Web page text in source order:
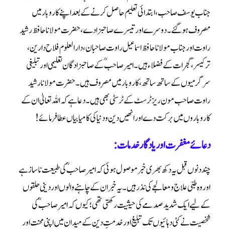
جناب یوسف صاحب، ابتدائی تعلیم حاصل کرنے کے بعد اپنے کاروبار میں
مصروف ہو گئے۔ دوسرے اور تیسرے صاحبزادے، حضرت مولانا حافظ رشید
راوت اور جناب مولانا حافظ اسماعیل راوت صاحبان، دار العلوم فلاح دارین،
ترکیسر، گجرات کے فضلاء ہیں۔ امیر صاحبؒ کے صاحبزادگان تعلیمی اور تبلیغی
سرگرمیوں کے ساتھ ساتھ، کاروبار میں مصروف ہیں۔ حضرت مولانا رشید
راوت صاحب مون ریز ٹرسٹ کے ٹرسٹی بھی ہیں۔ دعا ہے کہ اللہ تعالیٰ ان کے
کاروباروں میں برکت دے اور انھیں دین و دنیا کی کامیابیاں عطا فرمائے!
دعائے مغفرت اور یادگار خدمات:
چند دنوں قبل یہ دکھ بھری خبر موصول ہوئی کہ امیر صاحبؒ کی طبیعت ناساز ہے
اور وہ طبی علاج و معالجے کی نذر ہیں۔ یہ خبر ان کے چاہنے والوں اور دینی حلقوں
کے لیے ایک شدید صدمے کی حیثیت رکھتی تھی؛ کیوں کہ امیر صاحبؒ کی
شخصیت نے کئی دہائیوں تک تبلیغ اور خدمتِ دین کے میدان میں اپنی محنت اور